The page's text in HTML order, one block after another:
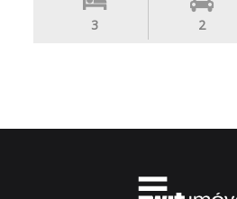
3 2